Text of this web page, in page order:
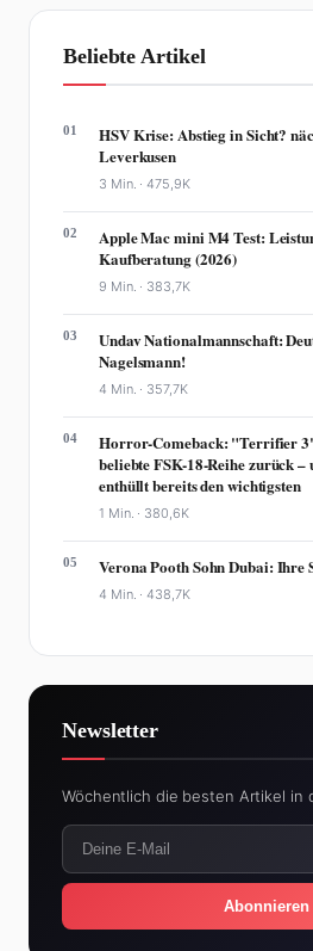
Beliebte Artikel
01
HSV Krise: Abstieg in Sicht?
Leverkusen
3 Min. ·475,9K
02
Apple Mac mini M4 Test:
Kaufberatung (2026)
9 Min. · 383,7K
03
Undav Nationalmannschaft:
Nagelsmann!
4 Min. · 357,7K
04
Horror-Comeback: "Terrifier
beliebte FSK-18-Reihe zurück –
enthüllt bereits den wichtigsten
1 Min. · 380,6K
05 Verona Pooth Sohn Dubai:
4 Min. ·438,7K
Newsletter
Wöchentlich die besten Artikel in
Abonnieren